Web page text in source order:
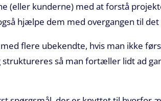
(eller kunderne) med at forstå
hjælpe dem med overgangen til det
flere ubekendte, hvis man ikke
så man fortæller lidt ad